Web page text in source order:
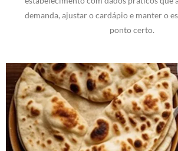
demanda, ajustar o cardápio e manter o
ponto certo.